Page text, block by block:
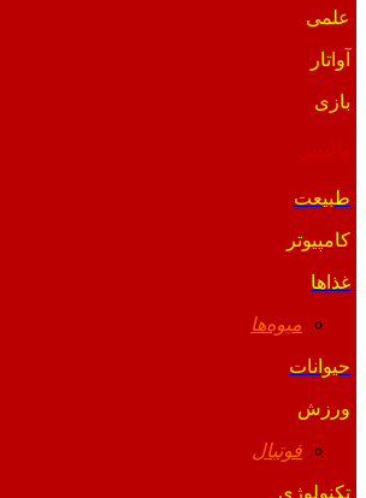
علمی
آواتار
بازی
طبیعت
کامپیوتر
غذاها
میوه‌ها
حیوانات
ورزش
فوتبال
تکنولوژی